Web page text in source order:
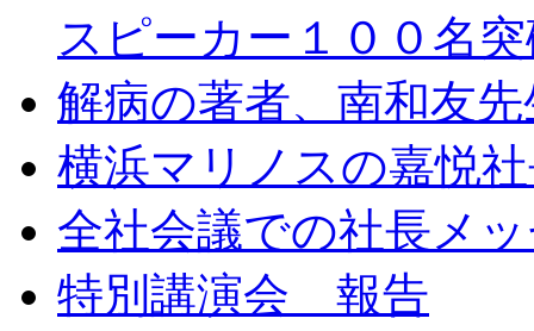
スピーカー１００名
解病の著者、南和友
横浜マリノスの嘉悦
全社会議での社長メ
特別講演会 報告